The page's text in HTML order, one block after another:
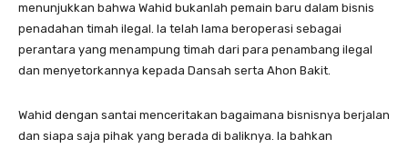
menunjukkan bahwa Wahid bukanlah pemain baru dalam bisnis
penadahan timah ilegal. Ia telah lama beroperasi sebagai
perantara yang menampung timah dari para penambang ilegal
dan menyetorkannya kepada Dansah serta Ahon Bakit.
Wahid dengan santai menceritakan bagaimana bisnisnya berjalan
dan siapa saja pihak yang berada di baliknya. Ia bahkan